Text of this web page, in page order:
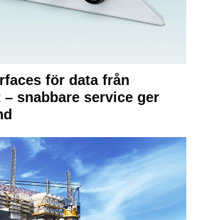
för data från
snabbare service ger